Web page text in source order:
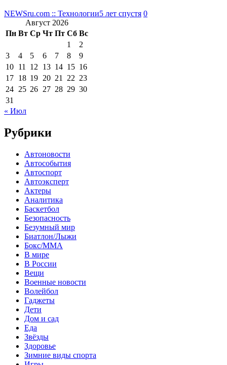
NEWSru.com :: Технологии5 лет спустя 0
Август 2026
Пн Вт Ср Чт Пт Сб Вс
1
2
3
4 5 6 7 8
9
10 11 12 13 14 15 16
17 18 19 20 21 22 23
24 25 26 27 28 29 30
31
« Июл
Рубрики
Автоновости
Автособытия
Автоспорт
Автоэксперт
Актеры
Аналитика
Баскетбол
Безопасность
Безумный мир
Биатлон/Лыжи
Бокс/MMA
В мире
В России
Вещи
Военные новости
Волейбол
Гаджеты
Дети
Дом и сад
Еда
Звёзды
Здоровье
Зимние виды спорта